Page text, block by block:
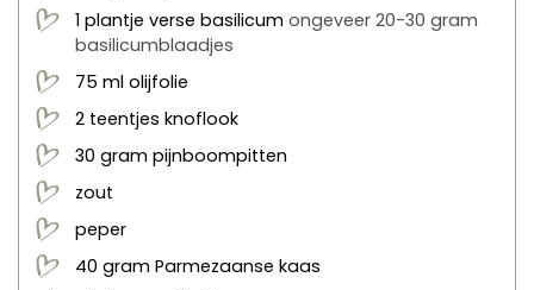
1 plantje verse basilicum ongeveer 20-30 gram
basilicumblaadjes
75 ml olijfolie
2 teentjes knoflook
30 gram pijnboompitten
zout
peper
40 gram Parmezaanse kaas